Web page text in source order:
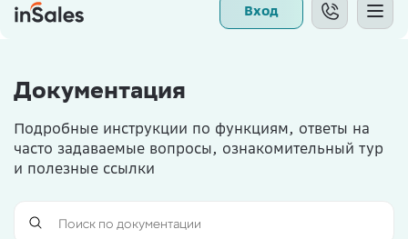
Вход
Документация
Подробные инструкции по функциям, ответы на
часто задаваемые вопросы, ознакомительный тур
и полезные ссылки